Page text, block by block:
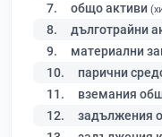
7. общо активи
8. дълготрайни
9. материални
10. парични
11. вземания
12. задължения